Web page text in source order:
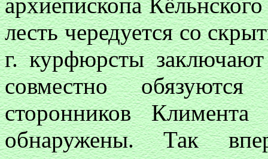
лесть чередуется со
г. курфюрсты
совместно
сторонников
обнаружены. Так